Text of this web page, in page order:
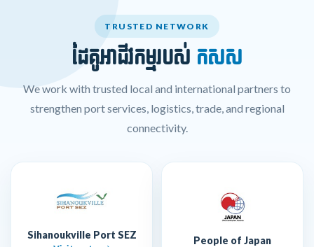
TRUSTED NETWORK
ដៃគូអាជីវកម្មរបស់ កសស
We work with trusted local and international partners to
strengthen port services, logistics, trade, and regional
connectivity.
Sihanoukville Port SEZ People of Japan